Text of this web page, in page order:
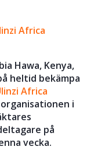
Africa
Hawa, Kenya,
heltid bekämpa
Africa
i
på
vecka.